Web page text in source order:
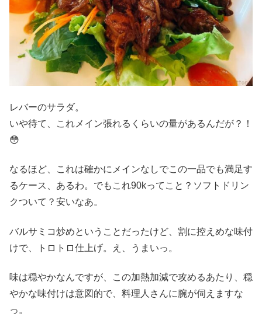
レバーのサラダ。
いや待て、これメイン張れるくらいの量があるんだが？！
😳
なるほど、これは確かにメインなしでこの一品でも満足す
るケース、あるわ。でもこれ90kってこと？ソフトドリン
クついて？安いなあ。
バルサミコ炒めということだったけど、割に控えめな味付
けで、トロトロ仕上げ。え、うまいっ。
味は穏やかなんですが、この加熱加減で攻めるあたり、穏
やかな味付けは意図的で、料理人さんに腕が伺えますな
っ。